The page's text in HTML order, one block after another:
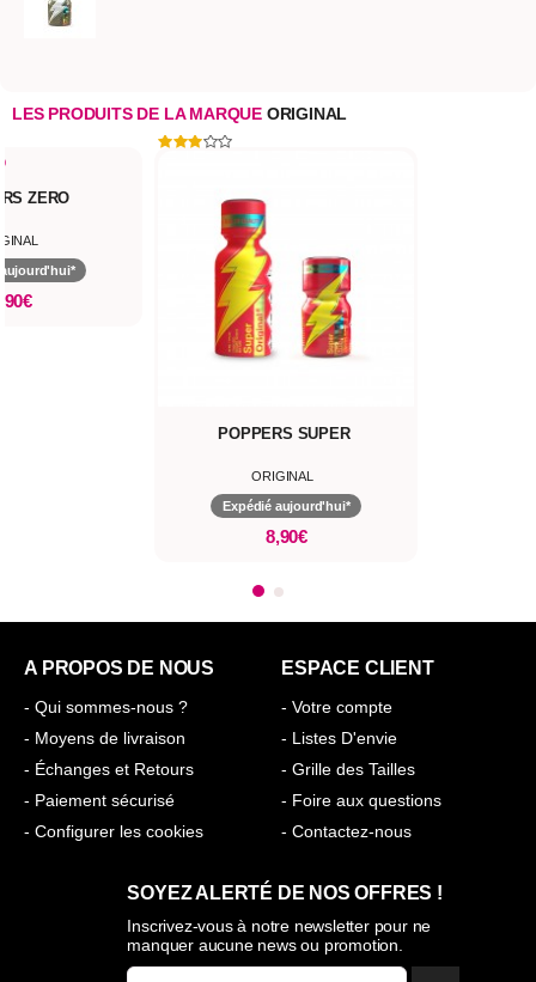
LES PRODUITS DE LA MARQUE ORIGINAL
ZERO
POPPERS SUPER
ORIGINAL
Expédié aujourd'hui*
8,90€
A PROPOS DE NOUS
- Qui sommes-nous ?
- Moyens de livraison
- Échanges et Retours
- Paiement sécurisé
- Configurer les cookies
ESPACE CLIENT
- Votre compte
- Listes D'envie
- Grille des Tailles
- Foire aux questions
- Contactez-nous
SOYEZ ALERTÉ DE NOS OFFRES !
Inscrivez-vous à notre newsletter pour ne
manquer aucune news ou promotion.